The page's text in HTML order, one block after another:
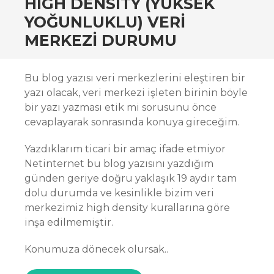
HIGH DENSITY (YÜKSEK
YOĞUNLUKLU) VERI
MERKEZI DURUMU
Bu blog yazısı veri merkezlerini eleştiren bir
yazı olacak, veri merkezi işleten birinin böyle
bir yazı yazması etik mi sorusunu önce
cevaplayarak sonrasında konuya gireceğim.
Yazdıklarım ticari bir amaç ifade etmiyor
Netinternet bu blog yazısını yazdığım
günden geriye doğru yaklaşık 19 aydır tam
dolu durumda ve kesinlikle bizim veri
merkezimiz high density kurallarına göre
inşa edilmemiştir.
Konumuza dönecek olursak..